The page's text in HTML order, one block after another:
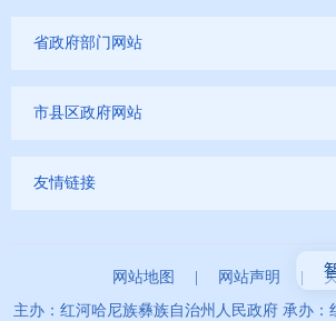
省政府部门网站
市县区政府网站
友情链接
网站地图 网站声明
主办：红河哈尼族彝族自治州人民政府 承办：